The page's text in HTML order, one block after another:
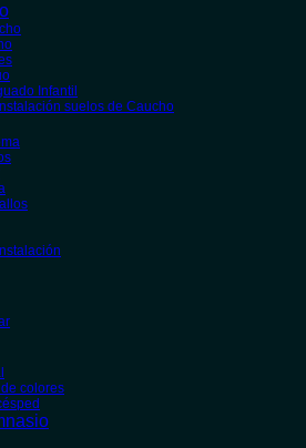
Infantil
suelos de Caucho
colores